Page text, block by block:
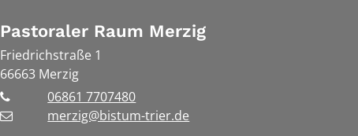
Pastoraler Raum Merzig
Friedrichstraße 1
66663 Merzig
06861 7707480
merzig@bistum-trier.de